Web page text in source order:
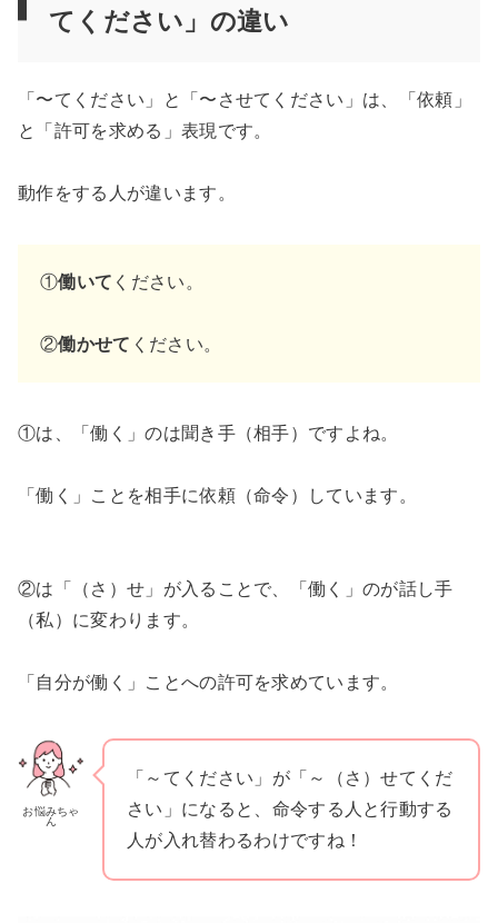
てください」の違い
「〜てください」と「〜させてください」は、「依頼」
と「許可を求める」表現です。
動作をする人が違います。
①働いて ください。
②働かせて ください。
①は、「働く」のは聞き手（相手）ですよね。
「働く」ことを相手に依頼（命令）しています。
②は「（さ）せ」が入ることで、「働く」のが話し手
（私）に変わります。
「自分が働く」ことへの許可を求めています。
お悩みちゃ
ん
「～てください」が「～（さ）せてくだ
さい」になると、命令する人と行動する
人が入れ替わるわけですね！